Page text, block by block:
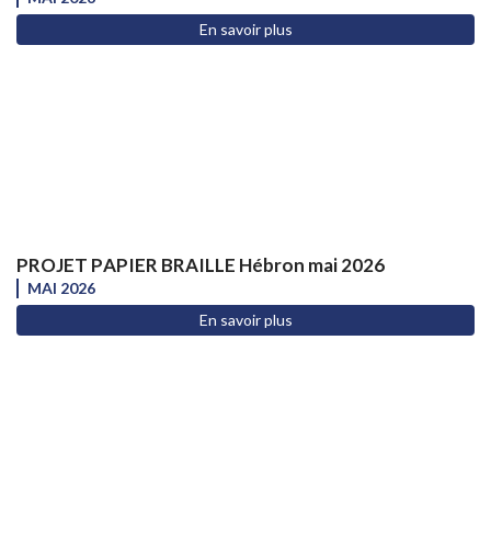
En savoir plus
PROJET PAPIER BRAILLE Hébron mai 2026
MAI 2026
En savoir plus